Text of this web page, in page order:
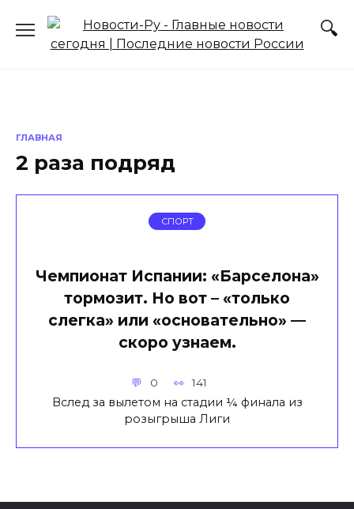
содержанию
ГЛАВНАЯ
2 раза подряд
СПОРТ
Чемпионат Испании: «Барселона»
тормозит. Но вот – «только
слегка» или «основательно» —
скоро узнаем.
0 141
Вслед за вылетом на стадии ¼ финала из
розыгрыша Лиги